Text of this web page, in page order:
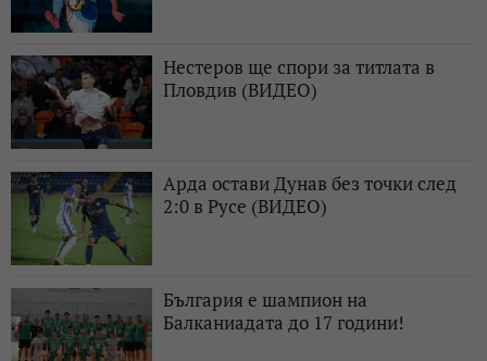
Нестеров ще спори за титлата в
Пловдив (ВИДЕО)
Арда остави Дунав без точки след
2:0 в Русе (ВИДЕО)
България е шампион на
Балканиадата до 17 години!